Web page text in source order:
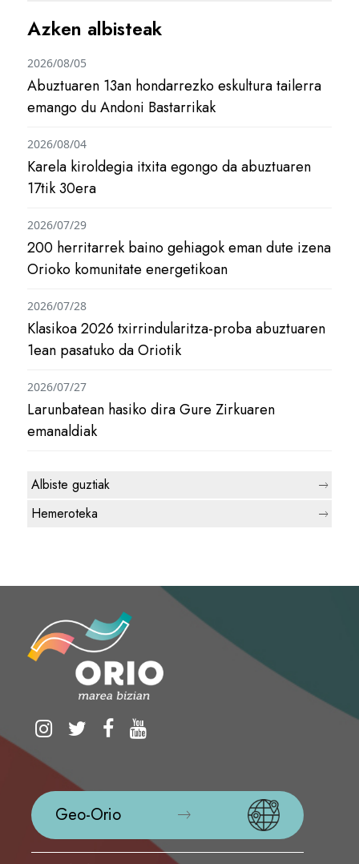
Azken albisteak
Abuztuaren 13an hondarrezko eskultura tailerra
emango du Andoni Bastarrikak
2026/08/05
Karela kiroldegia itxita egongo da abuztuaren
17tik 30era
2026/08/04
200 herritarrek baino gehiagok eman dute izena
Orioko komunitate energetikoan
2026/07/29
Klasikoa 2026 txirrindularitza-proba abuztuaren
1ean pasatuko da Oriotik
2026/07/28
Larunbatean hasiko dira Gure Zirkuaren
emanaldiak
2026/07/27
Albiste guztiak
Hemeroteka
Geo-Orio